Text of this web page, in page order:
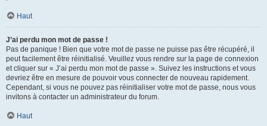
Haut
J’ai perdu mon mot de passe !
Pas de panique ! Bien que votre mot de passe ne puisse pas être récupéré, il
peut facilement être réinitialisé. Veuillez vous rendre sur la page de connexion
et cliquer sur « J’ai perdu mon mot de passe ». Suivez les instructions et vous
devriez être en mesure de pouvoir vous connecter de nouveau rapidement.
Cependant, si vous ne pouvez pas réinitialiser votre mot de passe, nous vous
invitons à contacter un administrateur du forum.
Haut